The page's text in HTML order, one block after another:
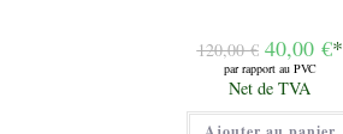
120,00€ Le
prix
initial
était :
120,00 €.
40,00 €*
par rapport au PVC
Le
prix
actuel
Net de TVA